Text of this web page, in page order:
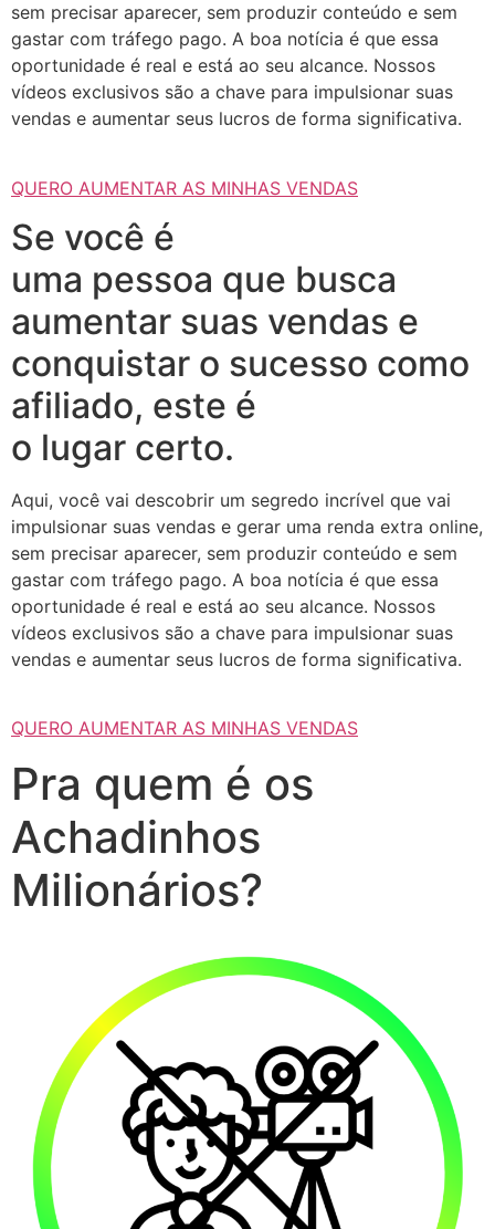
sem precisar aparecer, sem produzir conteúdo e sem
gastar com tráfego pago. A boa notícia é que essa
oportunidade é real e está ao seu alcance. Nossos
vídeos exclusivos são a chave para impulsionar suas
vendas e aumentar seus lucros de forma significativa.
QUERO AUMENTAR AS MINHAS VENDAS
Se você é
uma pessoa que busca
aumentar suas vendas e
conquistar o sucesso como
afiliado, este é
o lugar certo.
Aqui, você vai descobrir um segredo incrível que vai
impulsionar suas vendas e gerar uma renda extra online,
sem precisar aparecer, sem produzir conteúdo e sem
gastar com tráfego pago. A boa notícia é que essa
oportunidade é real e está ao seu alcance. Nossos
vídeos exclusivos são a chave para impulsionar suas
vendas e aumentar seus lucros de forma significativa.
QUERO AUMENTAR AS MINHAS VENDAS
Pra quem é os
Achadinhos
Milionários?